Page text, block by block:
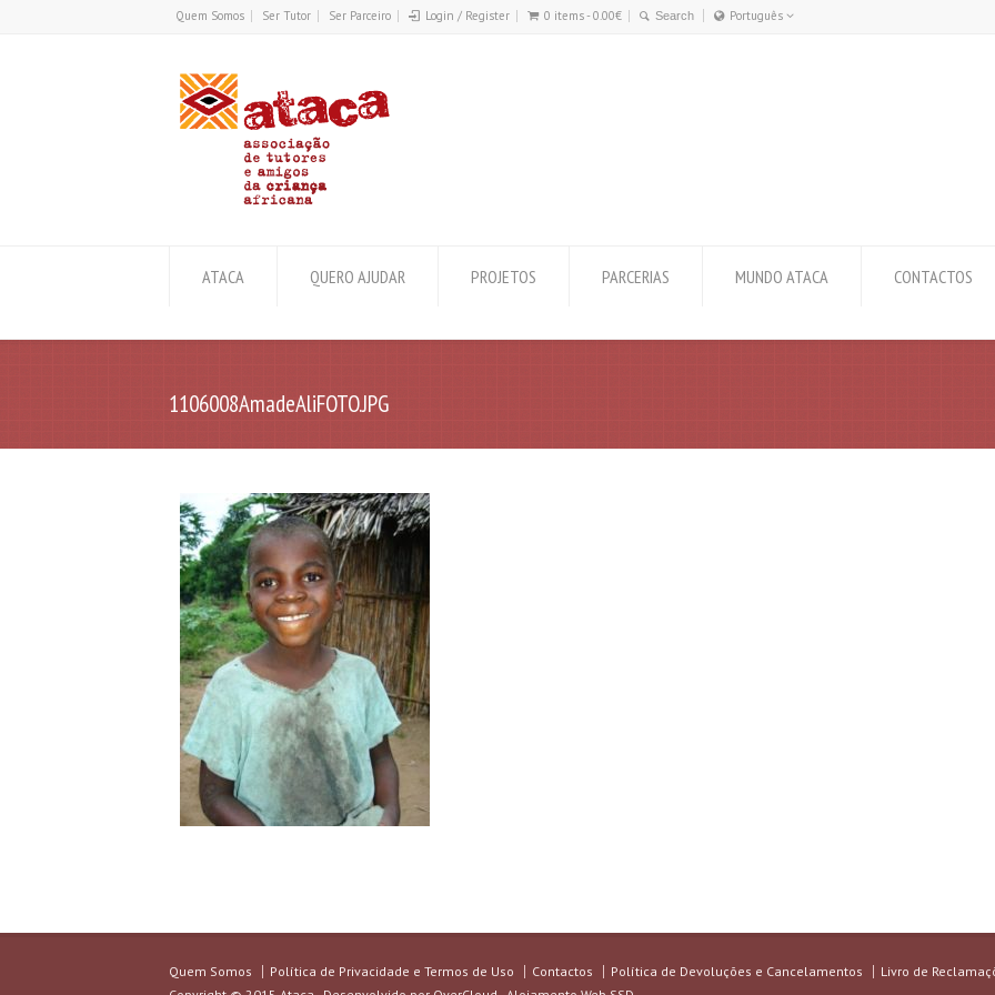
Quem Somos Ser Tutor Ser Parceiro Login / Register 0 items -0.00€
Português
ATACA QUERO AJUDAR PROJETOS PARCERIAS MUNDO ATACA CONTACTOS
1106008AmadeAliFOTO.JPG
Quem Somos Política de Privacidade e Termos de Uso Contactos Política de Devoluções e Cancelamentos
Livro de